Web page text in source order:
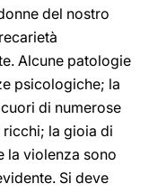
del nostro
Alcune patologie
psicologiche; la
di numerose
ricchi; la gioia di
la violenza sono
Si deve